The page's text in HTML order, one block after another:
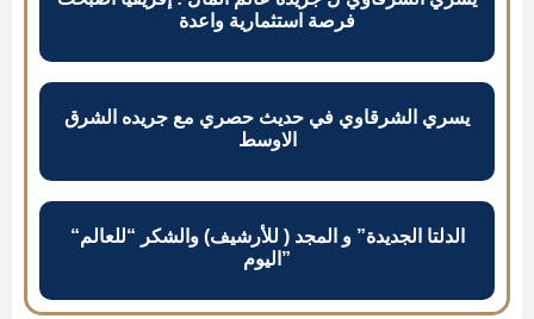
فرصة استثمارية واعدة
يسري الشرقاوي في حديث حصري مع جريده الشرق
الاوسط
“الدلتا الجديدة” و المجد ( للأرشيف) والشكر “للعالم
اليوم”